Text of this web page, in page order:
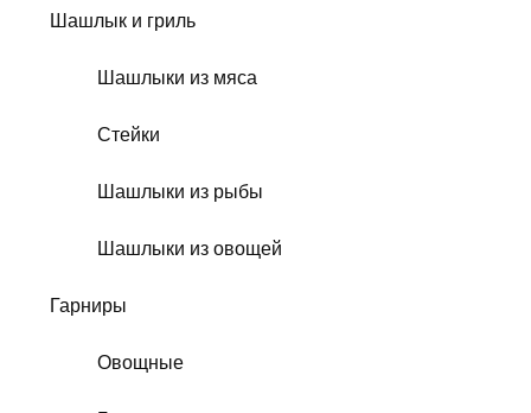
Шашлык и гриль
Шашлыки из мяса
Стейки
Шашлыки из рыбы
Шашлыки из овощей
Гарниры
Овощные